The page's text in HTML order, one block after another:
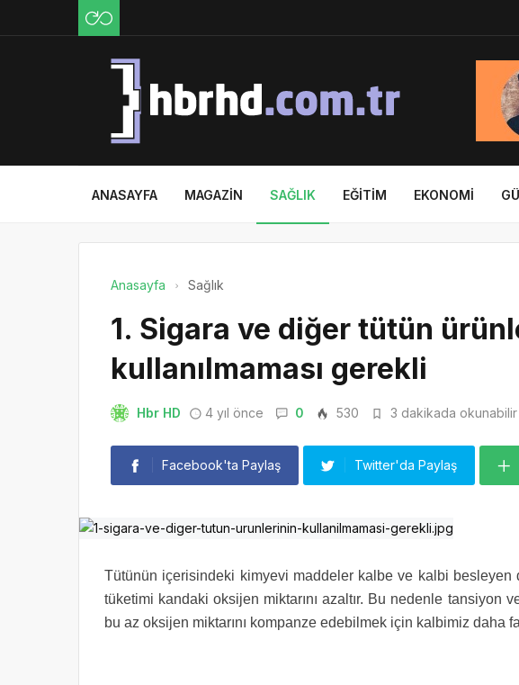
ANASAYFA MAGAZIN SAĞLIK EĞITIM EKONOMI
Anasayfa Sağlık
1. Sigara ve diğer tütün
kullanılmaması gerekli
Hbr HD 4 yıl önce 0 530 3 dakikada okunabilir
Facebook'ta Paylaş Twitter'da Paylaş
Tütünün içerisindeki kimyevi maddeler kalbe ve kalbi besleyen
tüketimi kandaki oksijen miktarını azaltır. Bu nedenle tansiyon
bu az oksijen miktarını kompanze edebilmek için kalbimiz daha